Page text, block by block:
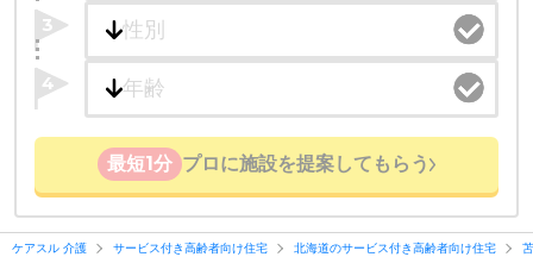
3
4
最短1分 プロに施設を提案してもらう
ケアスル 介護 サービス付き高齢者向け住宅 北海道のサービス付き高齢者向け住宅